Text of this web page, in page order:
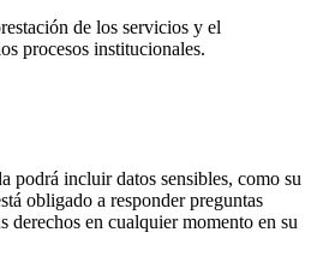
de los servicios y el
procesos institucionales.
podrá incluir datos sensibles, como su
obligado a responder preguntas
derechos en cualquier momento en su